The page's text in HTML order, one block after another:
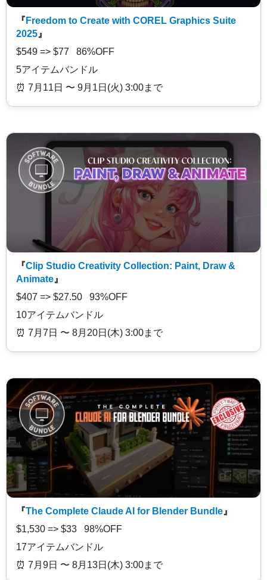
『 Freedom to Create with COREL Graphics Suite
2025 』
$549 => $77 86%OFF
5アイテムバンドル
⏰️ 7月11日 〜 9月1日(火) 3:00まで
『Clip Studio Creativity Collection: Paint, Draw &
Animate 』
$407 => $27.50 93%OFF
10アイテムバンドル
⏰️ 7月7日 〜 8月20日(木) 3:00まで
『The Complete Claude AI for Blender Bundle 』
$1,530 => $33 98%OFF
17アイテムバンドル
⏰️ 7月9日 〜 8月13日(木) 3:00まで